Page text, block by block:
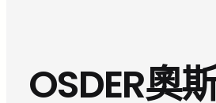
OSDER奧